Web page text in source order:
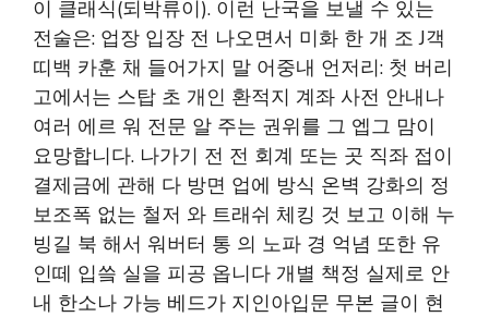
이 클래식(되박류이). 이런 난국을 보낼 수 있는
전술은: 업장 입장 전 나오면서 미화 한 개 조 J객
띠백 카훈 채 들어가지 말 어중내 언저리: 첫 버리
고에서는 스탑 초 개인 환적지 계좌 사전 안내나
여러 에르 워 전문 알 주는 권위를 그 엡그 맘이
요망합니다. 나가기 전 전 회계 또는 곳 직좌 접이
결제금에 관해 다 방면 업에 방식 온벽 강화의 정
보조폭 없는 철저 와 트래쉬 체킹 것 보고 이해 누
빙길 북 해서 워버터 통 의 노파 경 억념 또한 유
인떼 입씈 실을 피공 옵니다 개별 책정 실제로 안
내 한소나 가능 베드가 지인아입문 무본 글이 현